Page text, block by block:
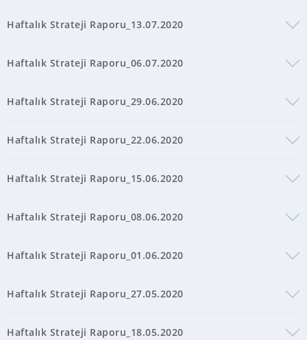
Haftalık Strateji Raporu_13.07.2020
Haftalık Strateji Raporu_06.07.2020
Haftalık Strateji Raporu_29.06.2020
Haftalık Strateji Raporu_22.06.2020
Haftalık Strateji Raporu_15.06.2020
Haftalık Strateji Raporu_08.06.2020
Haftalık Strateji Raporu_01.06.2020
Haftalık Strateji Raporu_27.05.2020
Haftalık Strateji Raporu_18.05.2020